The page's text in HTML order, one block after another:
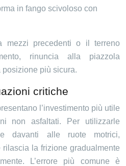
in fango scivoloso con
mezzi precedenti o il terreno
rinuncia alla piazzola
posizione più sicura.
critiche
l’investimento più utile
non asfaltati. Per utilizzarle
davanti alle ruote motrici,
la frizione gradualmente
L’errore più comune è